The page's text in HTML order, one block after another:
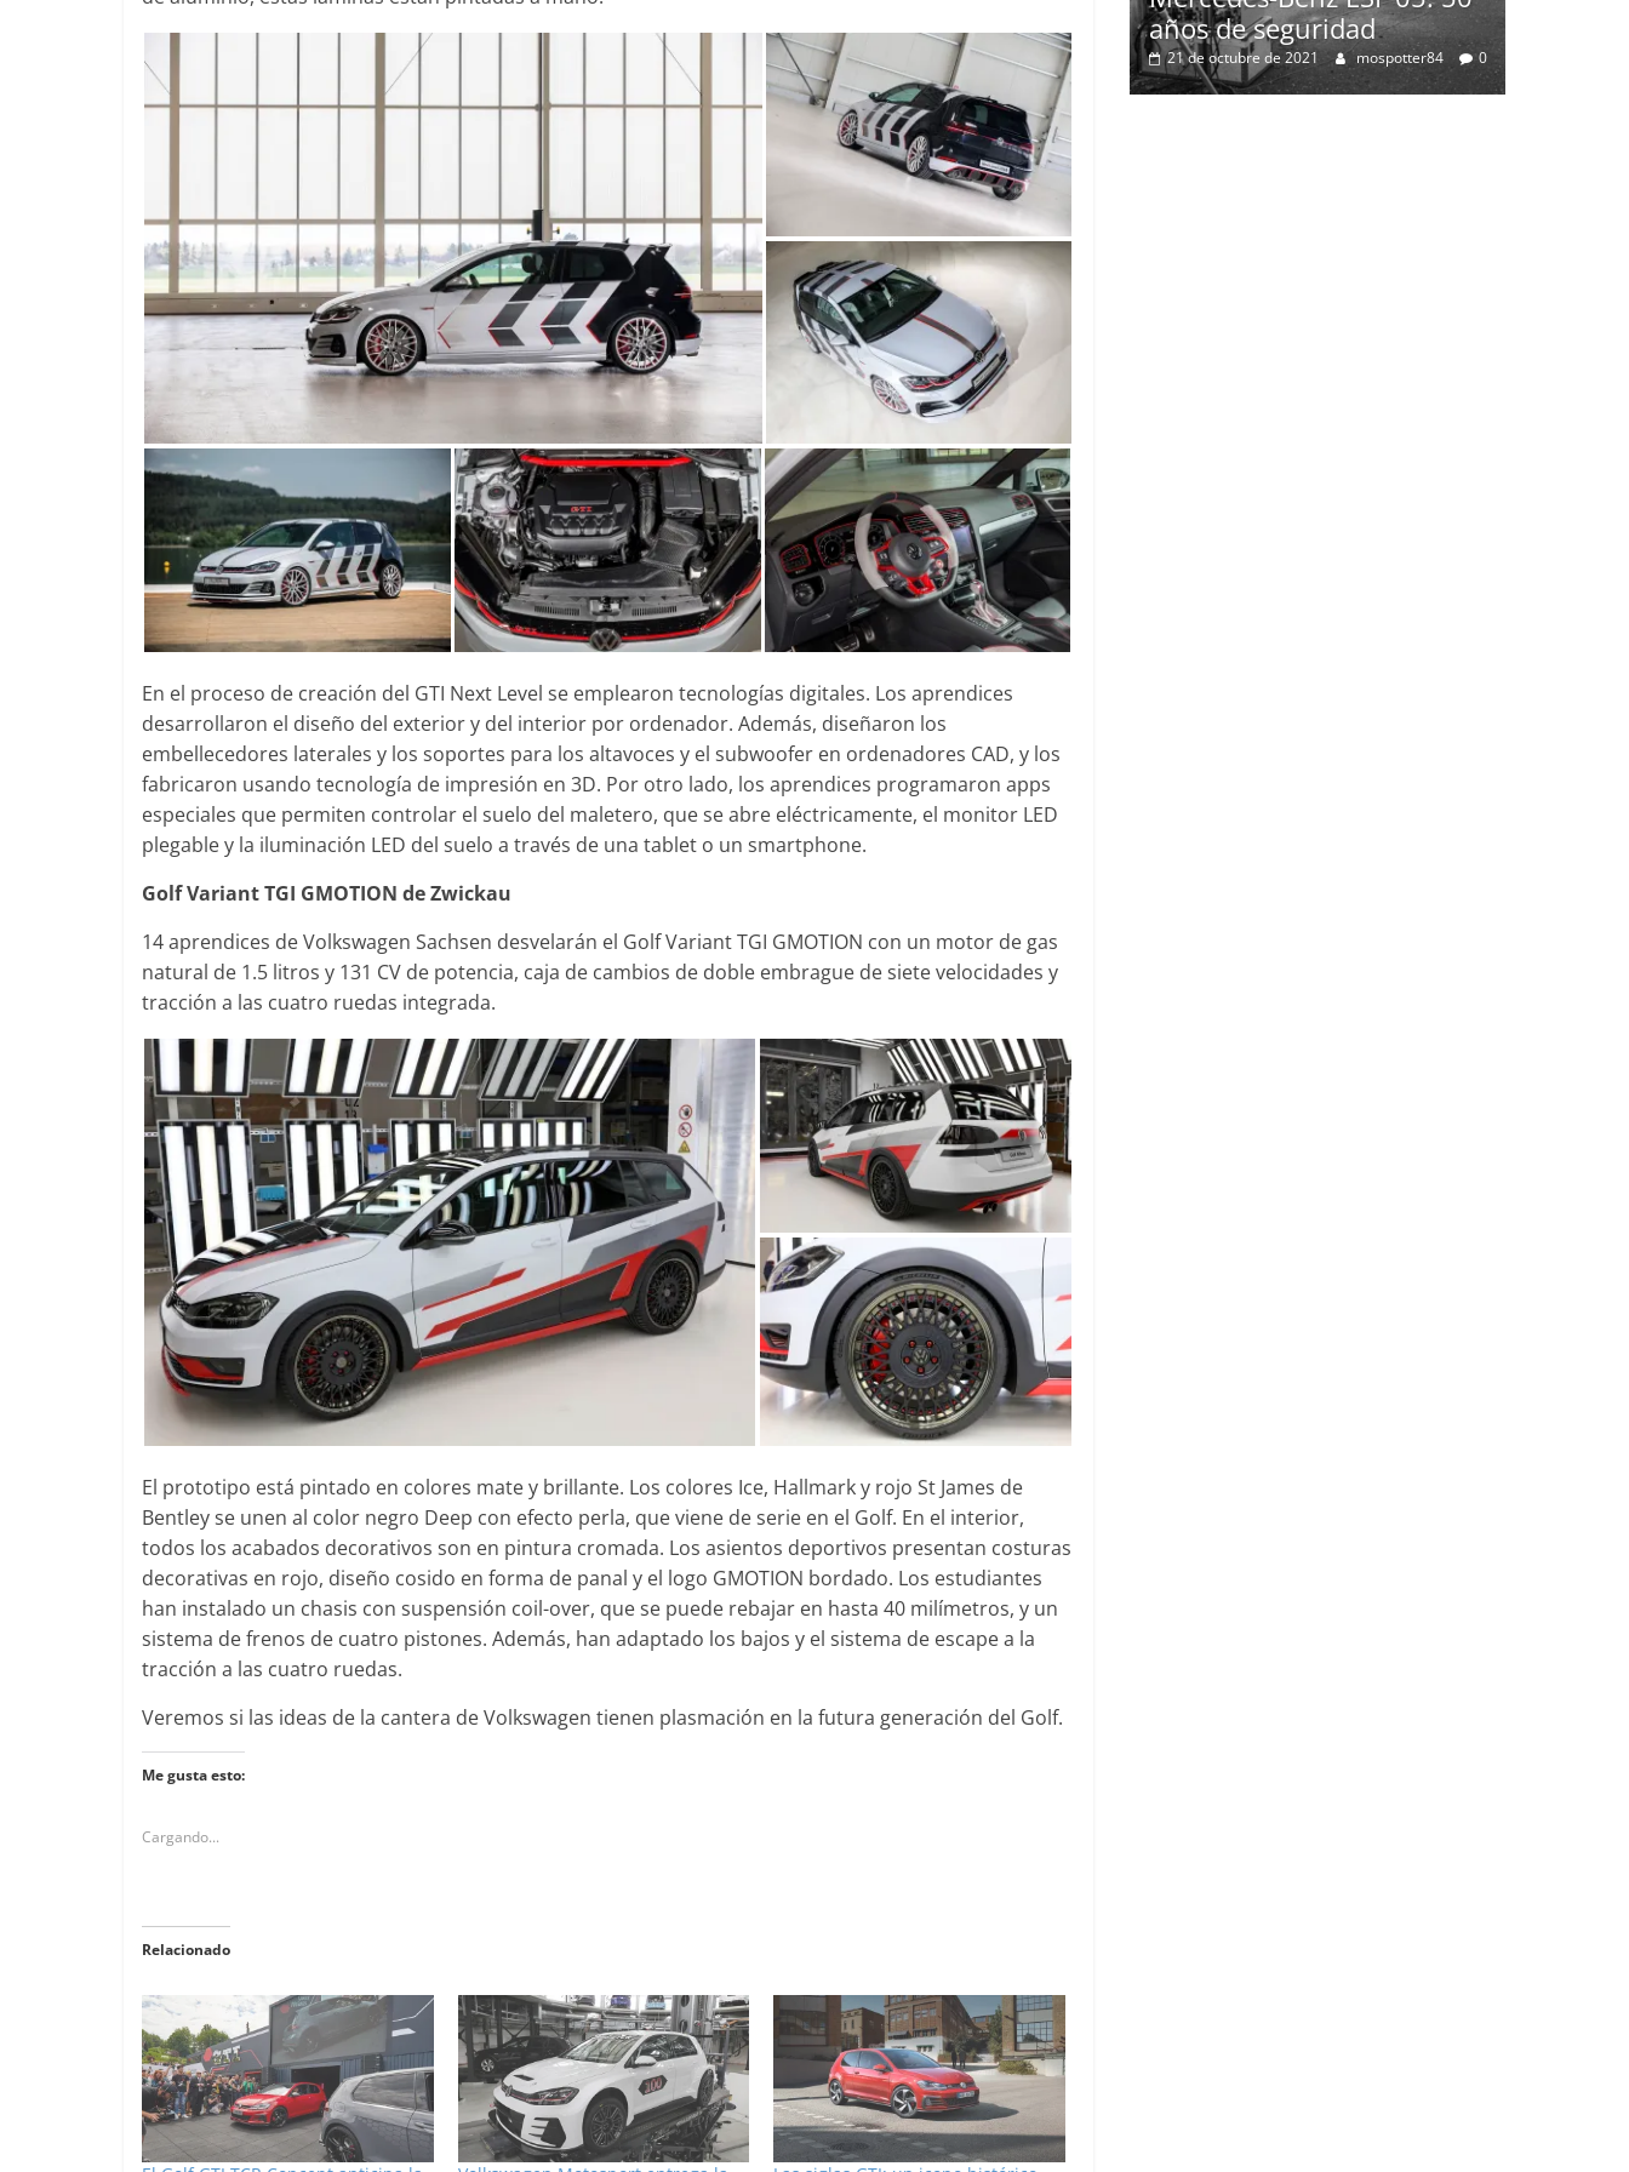
En el proceso de creación del GTI Next Level se emplearon tecnologías digitales. Los aprendices
desarrollaron el diseño del exterior y del interior por ordenador. Además, diseñaron los
embellecedores laterales y los soportes para los altavoces y el subwoofer en ordenadores CAD, y los
fabricaron usando tecnología de impresión en 3D. Por otro lado, los aprendices programaron apps
especiales que permiten controlar el suelo del maletero, que se abre eléctricamente, el monitor LED
plegable y la iluminación LED del suelo a través de una tablet o un smartphone.
Golf Variant TGI GMOTION de Zwickau
14 aprendices de Volkswagen Sachsen desvelarán el Golf Variant TGI GMOTION con un motor de gas
natural de 1.5 litros y 131 CV de potencia, caja de cambios de doble embrague de siete velocidades y
tracción a las cuatro ruedas integrada.
El prototipo está pintado en colores mate y brillante. Los colores Ice, Hallmark y rojo St James de
Bentley se unen al color negro Deep con efecto perla, que viene de serie en el Golf. En el interior,
todos los acabados decorativos son en pintura cromada. Los asientos deportivos presentan costuras
decorativas en rojo, diseño cosido en forma de panal y el logo GMOTION bordado. Los estudiantes
han instalado un chasis con suspensión coil-over, que se puede rebajar en hasta 40 milímetros, y un
sistema de frenos de cuatro pistones. Además, han adaptado los bajos y el sistema de escape a la
tracción a las cuatro ruedas.
Veremos si las ideas de la cantera de Volkswagen tienen plasmación en la futura generación del Golf.
Me gusta esto:
Cargando...
Relacionado
Mercedes-Benz ESF 05: 50
años de seguridad
21 de octubre de 2021 mospotter84